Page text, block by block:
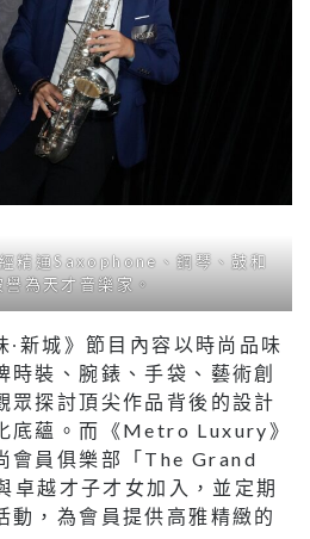
精通Saxophone、鋼琴、鼓和
為天才音樂家。
新城》節目內容以時尚品味
時裝、腕錶、手袋、藝術創
眾探討頂尖作品背後的設計
底蘊。而《Metro Luxury》
會員俱樂部「The Grand
越才子才女加入，並定期
動，為會員提供高雅精緻的